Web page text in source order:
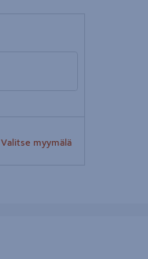
Valitse myymälä